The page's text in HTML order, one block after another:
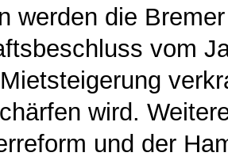
werden die
vom
wird.
und der